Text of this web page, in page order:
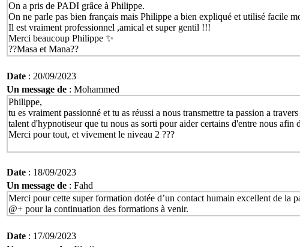
On a pris de PADI grâce à Philippe.
On ne parle pas bien français mais Philippe a bien expliqué et utilisé facile
Il est vraiment professionnel ,amical et super gentil !!!
Merci beaucoup Philippe ✨
??Masa et Mana??
Date : 20/09/2023
Un message de : Mohammed
Philippe,
tu es vraiment passionné et tu as réussi a nous transmettre ta passion a
talent d'hypnotiseur que tu nous as sorti pour aider certains d'entre nous
Merci pour tout, et vivement le niveau 2 ???
Date : 18/09/2023
Un message de : Fahd
Merci pour cette super formation dotée d’un contact humain excellent de la
@+ pour la continuation des formations à venir.
Date : 17/09/2023